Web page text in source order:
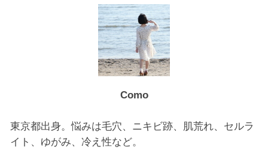
Como
東京都出身。悩みは毛穴、ニキビ跡、肌荒れ、セルラ
イト、ゆがみ、冷え性など。